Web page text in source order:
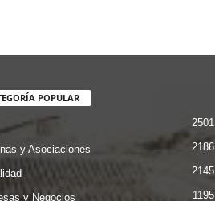
POPULAR
2501
y Asociaciones 2186
2145
y Negocios 1195